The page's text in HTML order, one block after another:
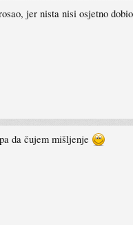
jer nista nisi osjetno
da čujem mišljenje